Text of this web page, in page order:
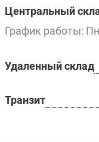
Центральный
График работы:
Удаленный склад
Транзит